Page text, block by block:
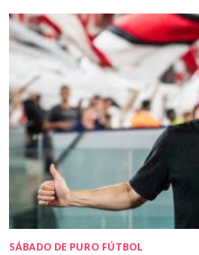
SÁBADO DE PURO FÚTBOL